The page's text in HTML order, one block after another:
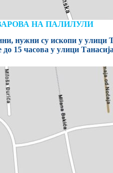
НА ПАЛИЛУЛИ
нужни су ископи у улици
до 15 часова у улици